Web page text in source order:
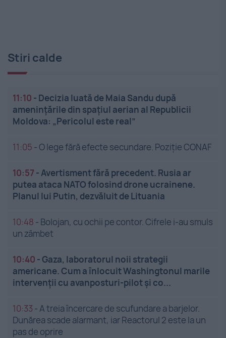
Stiri calde
11:10 - Decizia luată de Maia Sandu după
amenințările din spațiul aerian al Republicii
Moldova: „Pericolul este real”
11:05 -O lege fără efecte secundare. Poziție CONAF
10:57 -Avertisment fără precedent. Rusia ar
putea ataca NATO folosind drone ucrainene.
Planul lui Putin, dezvăluit de Lituania
10:48 - Bolojan, cu ochii pe contor. Cifrele i-au smuls
un zâmbet
10:40 -Gaza, laboratorul noii strategii
americane. Cum a înlocuit Washingtonul marile
intervenții cu avanposturi-pilot și co...
10:33 -A treia încercare de scufundare a barjelor.
Dunărea scade alarmant, iar Reactorul 2 este la un
pas de oprire